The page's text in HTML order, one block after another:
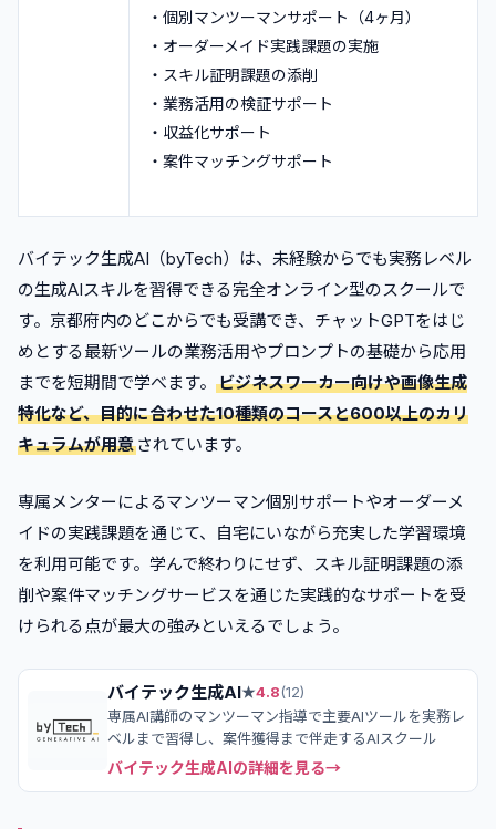
・個別マンツーマンサポート（4ヶ月）
・オーダーメイド実践課題の実施
・スキル証明課題の添削
・業務活用の検証サポート
・収益化サポート
・案件マッチングサポート
バイテック生成AI（byTech）は、未経験からでも実務レベル
の生成AIスキルを習得できる完全オンライン型のスクールで
す。京都府内のどこからでも受講でき、チャットGPTをはじ
めとする最新ツールの業務活用やプロンプトの基礎から応用
までを短期間で学べます。 ビジネスワーカー向けや画像生成
特化など、目的に合わせた10種類のコースと600以上のカリ
キュラムが用意 されています。
専属メンターによるマンツーマン個別サポートやオーダーメ
イドの実践課題を通じて、自宅にいながら充実した学習環境
を利用可能です。学んで終わりにせず、スキル証明課題の添
削や案件マッチングサービスを通じた実践的なサポートを受
けられる点が最大の強みといえるでしょう。
バイテック生成AI★4.8(12)
専属AI講師のマンツーマン指導で主要AIツールを実務レ
ベルまで習得し、案件獲得まで伴走するAIスクール
バイテック生成AIの詳細を見る